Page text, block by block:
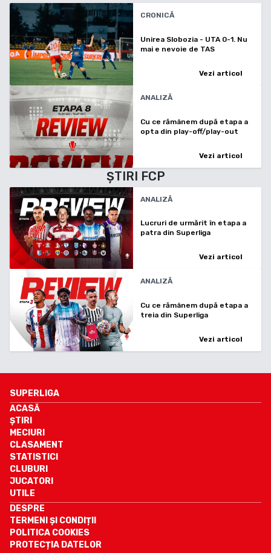
CRONICĂ
Unirea Slobozia - UTA 0-1. Nu
mai e nevoie de TAS
Vezi articol
ANALIZĂ
Cu ce rămânem după etapa a
opta din play-off/play-out
Vezi articol
ȘTIRI FCP
ANALIZĂ
Lucruri de urmărit în etapa a
patra din Superliga
Vezi articol
ANALIZĂ
Cu ce rămânem după etapa a
treia din Superliga
Vezi articol
SUPERLIGA
ACASĂ
ȘTIRI
MECIURI
CLASAMENT
STATISTICI
CLUBURI
JUCATORI
UTILE
DESPRE
TERMENI ȘI CONDIȚII
POLITICA COOKIES
PROTECȚIA DATELOR